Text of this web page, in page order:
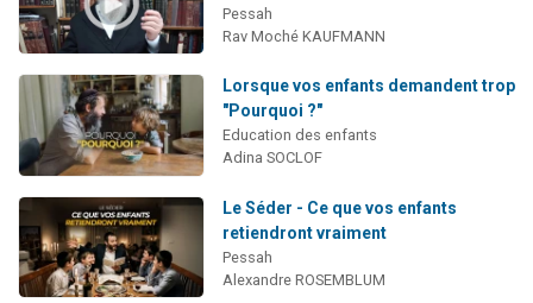
Pessah
Rav Moché KAUFMANN
Lorsque vos enfants demandent trop
"Pourquoi ?"
Education des enfants
Adina SOCLOF
Le Séder - Ce que vos enfants
retiendront vraiment
Pessah
Alexandre ROSEMBLUM